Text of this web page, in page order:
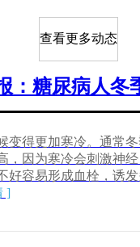
查看更多动态
：糖尿病人冬
变得更加寒冷。通常
，因为寒冷会刺激神经
好容易形成血栓，诱
]